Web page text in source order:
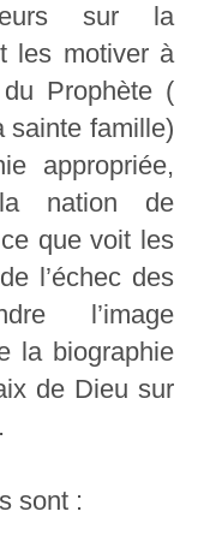
sur la
les motiver à
Prophète (
sainte famille)
appropriée,
nation de
que voit les
l’échec des
l’image
la biographie
de Dieu sur
sont :